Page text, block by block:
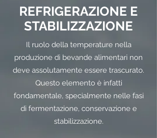
REFRIGERAZIONE E
STABILIZZAZIONE
Il ruolo della temperature nella
produzione di bevande alimentari non
deve assolutamente essere trascurato.
Questo elemento è infatti
fondamentale, specialmente nelle fasi
di fermentazione, conservazione e
stabilizzazione.